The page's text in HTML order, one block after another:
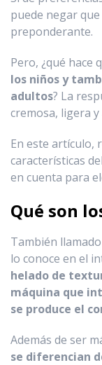
puede negar
preponderante.
Pero, ¿qué hace
los niños y
adultos? La
cremosa, ligera
En este artículo,
características
en cuenta para
Qué son
También llamado
lo conoce en el
helado de
máquina que
se produce el
Además de ser
se diferencian